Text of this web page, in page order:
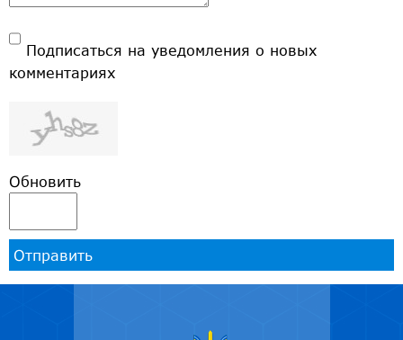
Подписаться на уведомления о новых
комментариях
Обновить
Отправить